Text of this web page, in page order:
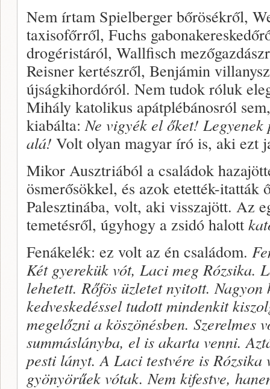
Nem írtam Spielberger bőrösékről,
taxisofőrről, Fuchs
drogéristáról, Wallfisch
Reisner kertészről, Benjámin
újságkihordóról. Nem tudok róluk
Mihály katolikus apátplébánosról
kiabálta:Ne vigyék el őket!
alá! Volt olyan magyar író is, aki ezt
Mikor Ausztriából a családok
ösmerősökkel, és azok etették-
Palesztinába, volt, aki visszajött. Az
temetésről, úgyhogy a zsidó halott
Fenákelék: ez volt az én családom.
Két gyerekük vót, Laci meg Rózsika.
lehetett. Rőfös üzletet nyitott.
kedveskedéssel tudott mindenkit
megelőzni a köszönésben. Szerelmes
summáslányba, el is akarta venni.
pesti lányt. A Laci testvére is Rózsika
gyönyörűek vótak. Nem kifestve,